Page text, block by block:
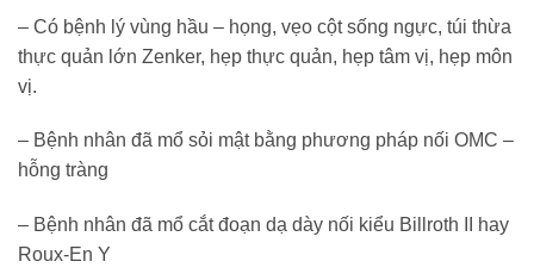
– Có bệnh lý vùng hầu – họng, vẹo cột sống ngực, túi thừa
thực quản lớn Zenker, hẹp thực quản, hẹp tâm vị, hẹp môn
vị.
– Bệnh nhân đã mổ sỏi mật bằng phương pháp nối OMC –
hỗng tràng
– Bệnh nhân đã mổ cắt đoạn dạ dày nối kiểu Billroth II hay
Roux-En Y